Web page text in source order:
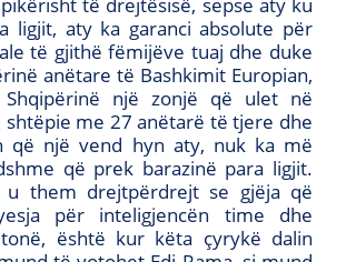
ligjit, aty ka garanci absolute për
të gjithë fëmijëve tuaj dhe duke
anëtare të Bashkimit Europian,
një zonjë që ulet në
shtëpie me 27 anëtarë të tjere dhe
që një vend hyn aty, nuk ka më
që prek barazinë para ligjit.
u them drejtpërdrejt se gjëja që
për inteligjencën time dhe
është kur këta çyrykë dalin